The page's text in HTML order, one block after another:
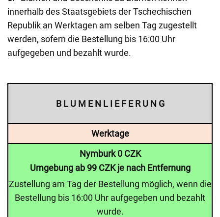
innerhalb des Staatsgebiets der Tschechischen
Republik an Werktagen am selben Tag zugestellt
werden, sofern die Bestellung bis 16:00 Uhr
aufgegeben und bezahlt wurde.
B L U M E N L I E F E R U N G
Werktage
Nymburk 0 CZK
Umgebung ab 99 CZK je nach Entfernung
Zustellung am Tag der Bestellung möglich, wenn die
Bestellung bis 16:00 Uhr aufgegeben und bezahlt
wurde.